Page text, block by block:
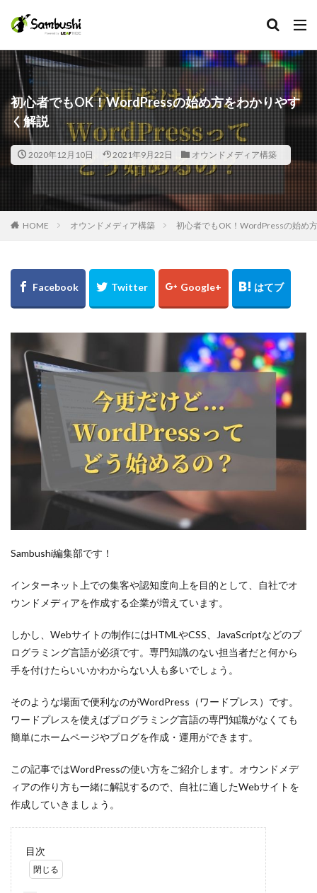
初心者でもOK！WordPressの始め方をわかりやす
く解説
2020年12月10日 2021年9月22日 オウンドメディア構築
HOME オウンドメディア構築 初心者でもOK！WordPressの始め
Sambushi編集部です！
インターネット上での集客や認知度向上を目的として、自社でオ
ウンドメディアを作成する企業が増えています。
しかし、Webサイトの制作にはHTMLやCSS、JavaScriptなどのプ
ログラミング言語が必須です。専門知識のない担当者だと何から
手を付けたらいいかわからない人も多いでしょう。
そのような場面で便利なのがWordPress（ワードプレス）です。
ワードプレスを使えばプログラミング言語の専門知識がなくても
簡単にホームページやブログを作成・運用ができます。
この記事ではWordPressの使い方をご紹介します。オウンドメデ
ィアの作り方も一緒に解説するので、自社に適したWebサイトを
作成していきましょう。
目次
カテゴリー
タグ
Facebook
在宅手当
採用担当
採用広報
外注
使い方
介護
人材
文字数
ライター
違い
運用
通年採用
返信が来ない
質問
課題
評判
記事
解決策